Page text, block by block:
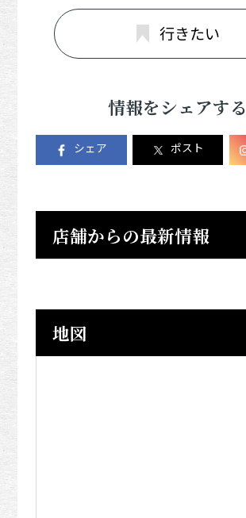
行きたい
情報をシェアする
シェア ポスト
店舗からの最新情報
地図